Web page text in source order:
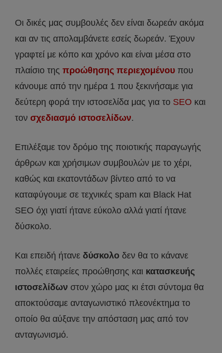
Οι δικές μας συμβουλές δεν είναι δωρεάν ακόμα
και αν τις απολαμβάνετε εσείς δωρεάν. Έχουν
γραφτεί με κόπο και χρόνο και είναι μέσα στο
πλαίσιο της προώθησης περιεχομένου που
κάνουμε από την ημέρα 1 που ξεκινήσαμε για
δεύτερη φορά την ιστοσελίδα μας για το SEO και
τον σχεδιασμό ιστοσελίδων.
Επιλέξαμε τον δρόμο της ποιοτικής παραγωγής
άρθρων και χρήσιμων συμβουλών με το χέρι,
καθώς και εκατοντάδων βίντεο από το να
καταφύγουμε σε τεχνικές spam και Black Hat
SEO όχι γιατί ήτανε εύκολο αλλά γιατί ήτανε
δύσκολο.
Και επειδή ήτανε δύσκολο δεν θα το κάνανε
πολλές εταιρείες προώθησης και κατασκευής
ιστοσελίδων στον χώρο μας κι έτσι σύντομα θα
αποκτούσαμε ανταγωνιστικό πλεονέκτημα το
οποίο θα αύξανε την απόσταση μας από τον
ανταγωνισμό.